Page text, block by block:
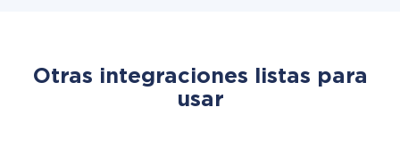
Otras integraciones listas para
usar